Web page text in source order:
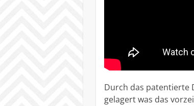
Durch das patentierte
gelagert was das